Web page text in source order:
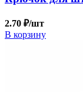
2.70 ₽/шт
В корзину